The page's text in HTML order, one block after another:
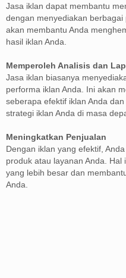
Jasa iklan dapat membantu
dengan menyediakan
akan membantu Anda
hasil iklan Anda.
Memperoleh Analisis dan
Jasa iklan biasanya
performa iklan Anda. Ini akan
seberapa efektif iklan Anda
strategi iklan Anda di masa
Meningkatkan Penjualan
Dengan iklan yang efektif,
produk atau layanan Anda.
yang lebih besar dan
Anda.